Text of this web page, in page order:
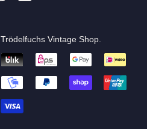
Trödelfuchs Vintage Shop. ⠀
Zahlungsarten